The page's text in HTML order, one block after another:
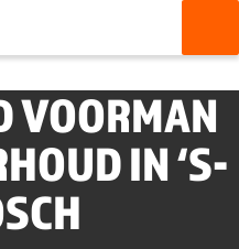
VOORMAN
IN ‘S-